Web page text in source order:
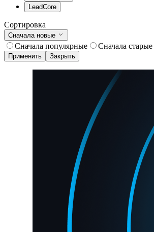
LeadCore
Сортировка
Сначала новые
Сначала популярные Сначала старые
Применить Закрыть